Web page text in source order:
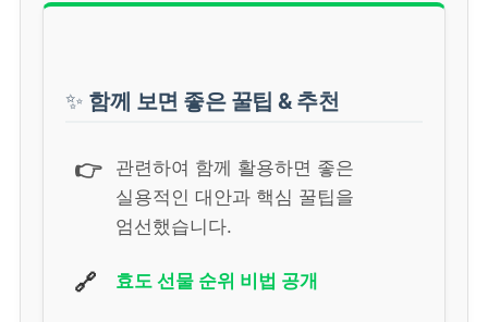
✨ 함께 보면 좋은 꿀팁 & 추천
👉
관련하여 함께 활용하면 좋은
실용적인 대안과 핵심 꿀팁을
엄선했습니다.
🔗 효도 선물 순위 비법 공개